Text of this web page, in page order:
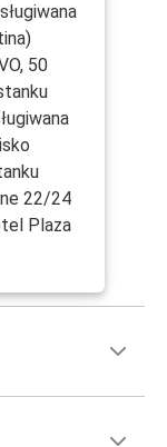
50
22/24
Plaza